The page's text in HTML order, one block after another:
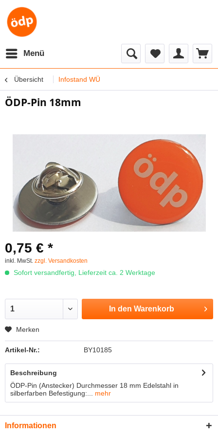
Menü
Übersicht Infostand WÜ
ÖDP-Pin 18mm
0,75 € *
inkl. MwSt. zzgl. Versandkosten
Sofort versandfertig, Lieferzeit ca. 2 Werktage
In den Warenkorb
Merken
Artikel-Nr.: BY10185
Beschreibung
ÖDP-Pin (Anstecker) Durchmesser 18 mm Edelstahl in
silberfarben Befestigung:...
mehr
Informationen